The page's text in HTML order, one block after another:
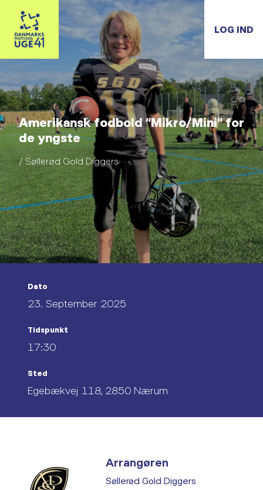
LOG IND
Amerikansk fodbold “Mikro/Mini” for
de yngste
/ Søllerød Gold Diggers
Dato
23. September 2025
Tidspunkt
17:30
Sted
Egebækvej 118, 2850 Nærum
Arrangøren
Søllerød Gold Diggers